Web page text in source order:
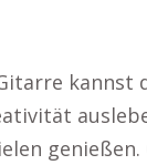
kannst